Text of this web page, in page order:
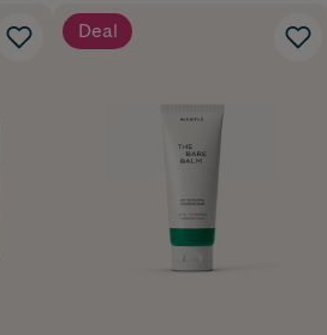
Deal